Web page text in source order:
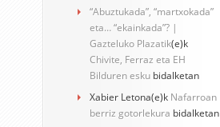
“Abuztukada”, “martxokada”
eta… “ekainkada”? |
Gazteluko Plazatik(e)k
Chivite, Ferraz eta EH
Bilduren esku bidalketan
Xabier Letona(e)k Nafarroan
berriz gotorlekura bidalketan